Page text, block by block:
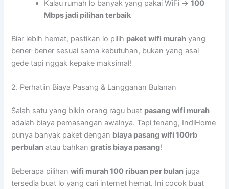
Kalau rumah lo banyak yang pakai WiFi →100
Mbps jadi pilihan terbaik
Biar lebih hemat, pastikan lo pilih paket wifi murah yang
bener-bener sesuai sama kebutuhan, bukan yang asal
gede tapi nggak kepake maksimal!
2. Perhatiin Biaya Pasang & Langganan Bulanan
Salah satu yang bikin orang ragu buat pasang wifi murah
adalah biaya pemasangan awalnya. Tapi tenang, IndiHome
punya banyak paket dengan biaya pasang wifi 100rb
perbulan atau bahkangratis biaya pasang!
Beberapa pilihanwifi murah 100 ribuan per bulan juga
tersedia buat lo yang cari internet hemat. Ini cocok buat